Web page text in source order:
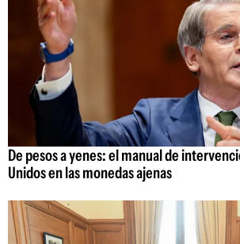
De pesos a yenes: el manual de
Unidos en las monedas ajenas